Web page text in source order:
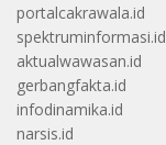
portalcakrawala.id
spektruminformasi.id
aktualwawasan.id
gerbangfakta.id
infodinamika.id
narsis.id